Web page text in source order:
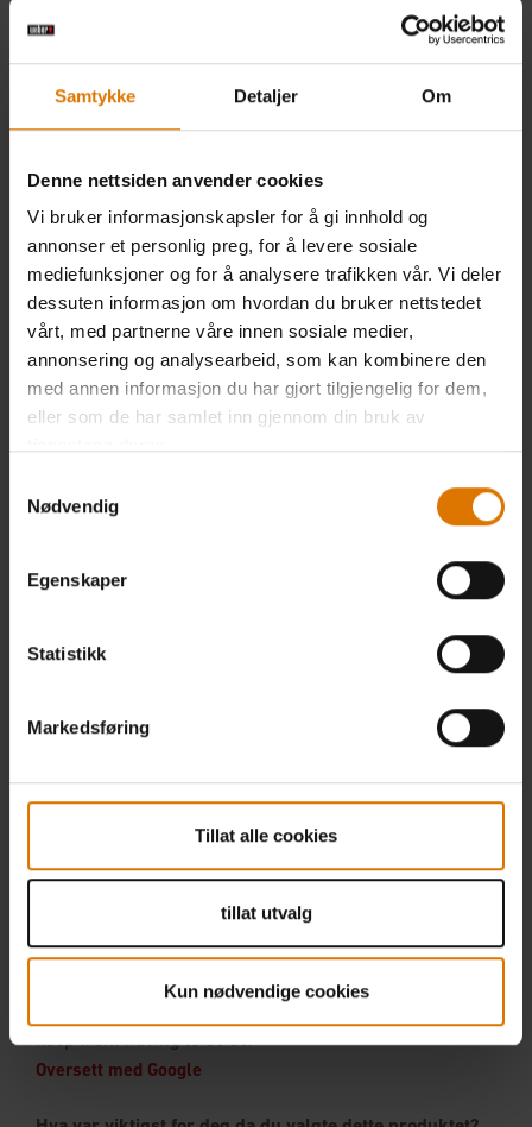
Samtykke Detaljer Om
Denne nettsiden anvender cookies
Vi bruker informasjonskapsler for å gi innhold og
annonser et personlig preg, for å levere sosiale
mediefunksjoner og for å analysere trafikken vår. Vi deler
dessuten informasjon om hvordan du bruker nettstedet
vårt, med partnerne våre innen sosiale medier,
annonsering og analysearbeid, som kan kombinere den
med annen informasjon du har gjort tilgjengelig for dem,
eller som de har samlet inn gjennom din bruk av
Nødvendig
Egenskaper
Statistikk
Markedsføring
Tillat alle cookies
tillat utvalg
Kun nødvendige cookies